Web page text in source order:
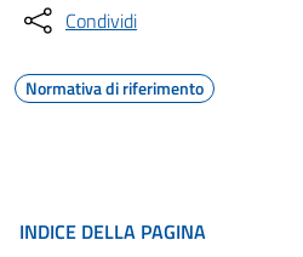
Condividi
Normativa di riferimento
INDICE DELLA PAGINA